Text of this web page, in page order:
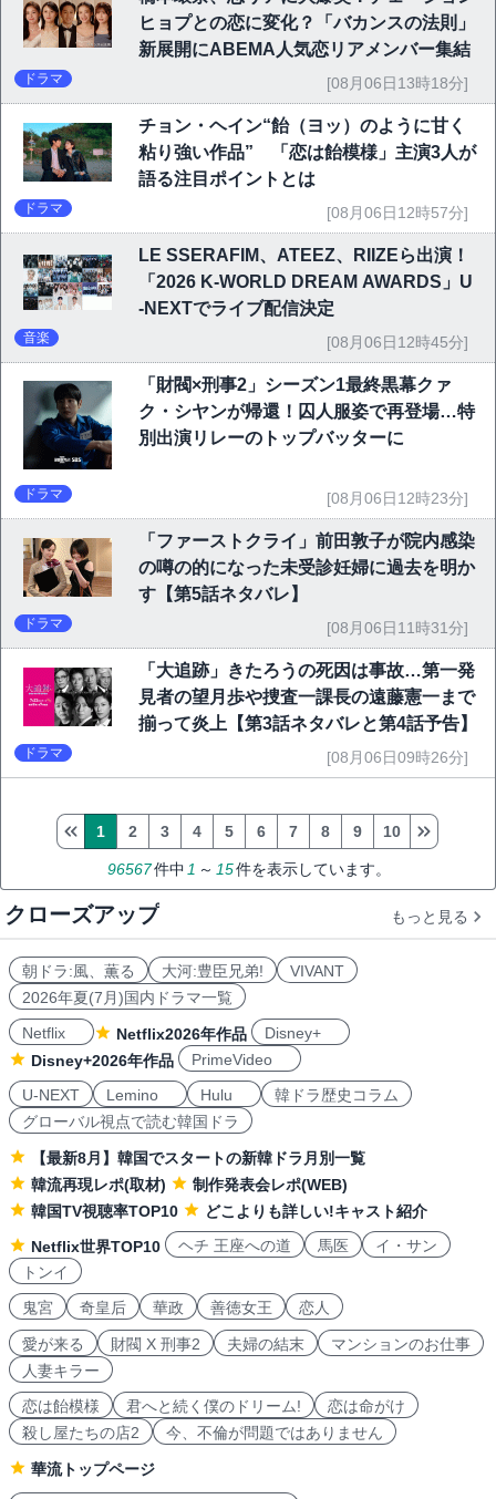
ヒョプとの恋に変化？「バカンスの法則」
新展開にABEMA人気恋リアメンバー集結
ドラマ [08月06日13時18分]
チョン・ヘイン“飴（ヨッ）のように甘く
粘り強い作品” 「恋は飴模様」主演3人が
語る注目ポイントとは
ドラマ [08月06日12時57分]
LE SSERAFIM、ATEEZ、RIIZEら出演！
「2026 K-WORLD DREAM AWARDS」U
-NEXTでライブ配信決定
音楽 [08月06日12時45分]
「財閥×刑事2」シーズン1最終黒幕クァ
ク・シヤンが帰還！囚人服姿で再登場…特
別出演リレーのトップバッターに
ドラマ [08月06日12時23分]
「ファーストクライ」前田敦子が院内感染
の噂の的になった未受診妊婦に過去を明か
す【第5話ネタバレ】
ドラマ [08月06日11時31分]
「大追跡」きたろうの死因は事故…第一発
見者の望月歩や捜査一課長の遠藤憲一まで
揃って炎上【第3話ネタバレと第4話予告】
ドラマ [08月06日09時26分]
96567件中 1 ～ 15件を表示しています。
1 2 3 4 5 6 7 8 9 10
クローズアップ もっと見る
朝ドラ:風、薫る 大河:豊臣兄弟!
VIVANT
2026年夏(7月)国内ドラマ一覧
Netflix
Netflix2026年作品
Disney+
Disney+2026年作品
PrimeVideo
U-NEXT
Lemino Hulu
韓ドラ歴史コラム
グローバル視点で読む韓国ドラ
【最新8月】韓国でスタートの新韓ドラ月別一覧
韓流再現レポ(取材)
制作発表会レポ(WEB)
韓国TV視聴率TOP10
どこよりも詳しい!キャスト紹介
Netflix世界TOP10
ヘチ 王座への道 馬医
イ・サン
トンイ
鬼宮
奇皇后 華政 善徳女王 恋人
愛が来る 財閥 X 刑事2 夫婦の結末
マンションのお仕事
人妻キラー
恋は飴模様
君へと続く僕のドリーム!
恋は命がけ
殺し屋たちの店2
今、不倫が問題ではありません
華流トップページ